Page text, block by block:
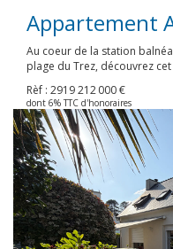
Appartement
Au coeur de la station
plage du Trez, découvrez cet
Rèf : 2919212 000 €
dont 6% TTC d'honoraires